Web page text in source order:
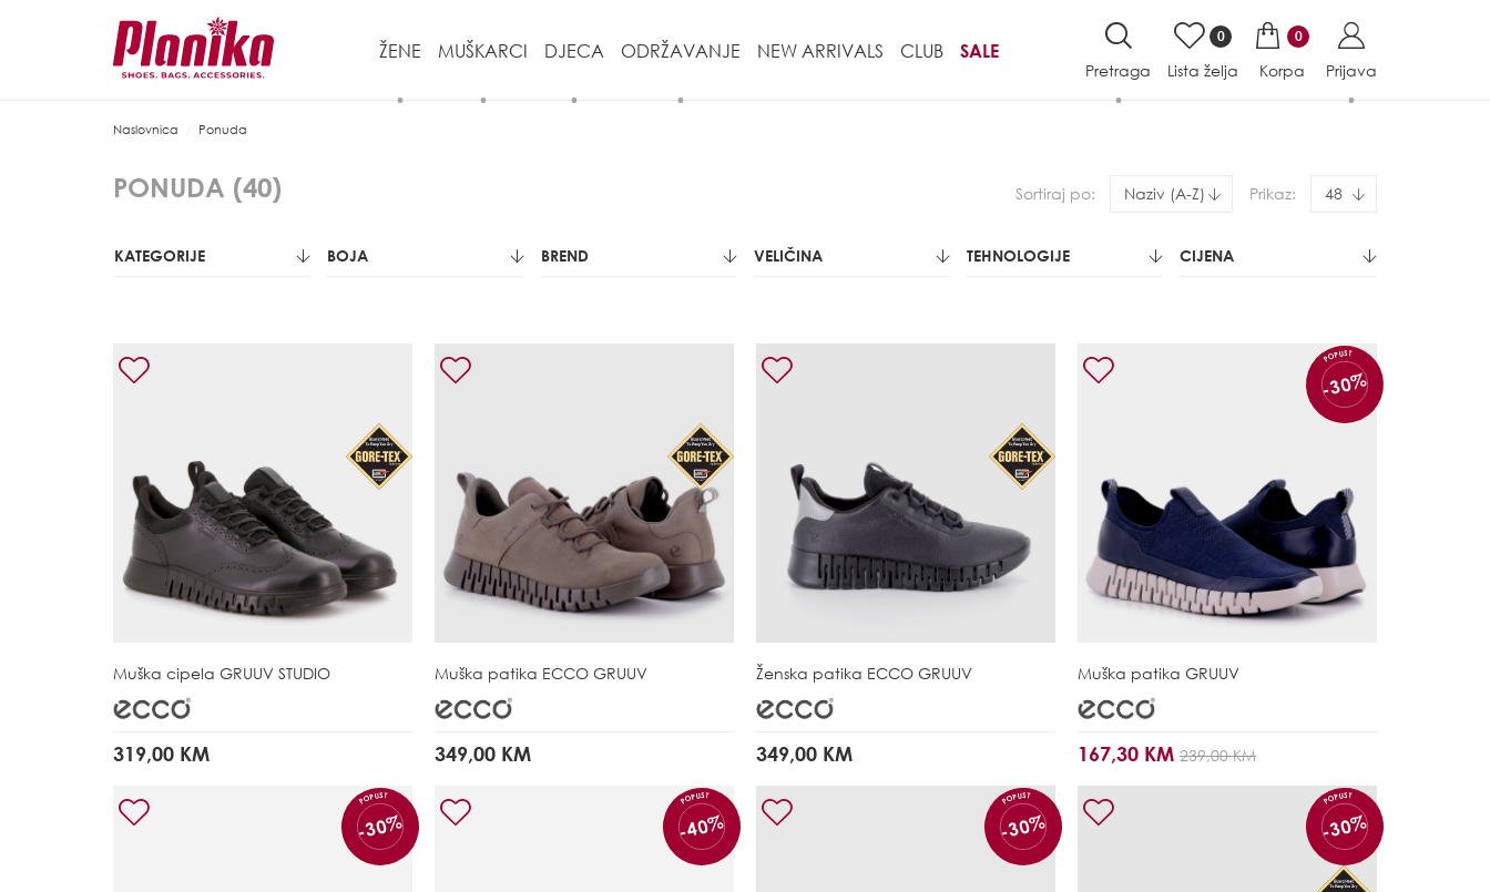
ŽENE MUŠKARCI DJECA ODRŽAVANJE NEW ARRIVALS CLUB SALE
Pretraga
0
Lista želja
0
Korpa Prijava
Naslovnica Ponuda
PONUDA (40) Sortiraj po: Naziv (A-Z) Prikaz: 48
KATEGORIJE BOJA BREND VELIČINA TEHNOLOGIJE CIJENA
Muška cipela GRUUV STUDIO
319,00 KM
Muška patika ECCO GRUUV
349,00 KM
Ženska patika ECCO GRUUV
349,00 KM
POPUST
-30%
Muška patika GRUUV
167,30 KM 239,00 KM
POPUST
-30%
POPUST
-40%
POPUST
-30%
POPUST
-30%